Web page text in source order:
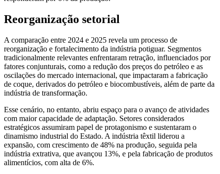
Reorganização setorial
A comparação entre 2024 e 2025 revela um processo de
reorganização e fortalecimento da indústria potiguar. Segmentos
tradicionalmente relevantes enfrentaram retração, influenciados por
fatores conjunturais, como a redução dos preços do petróleo e as
oscilações do mercado internacional, que impactaram a fabricação
de coque, derivados do petróleo e biocombustíveis, além de parte da
indústria de transformação.
Esse cenário, no entanto, abriu espaço para o avanço de atividades
com maior capacidade de adaptação. Setores considerados
estratégicos assumiram papel de protagonismo e sustentaram o
dinamismo industrial do Estado. A indústria têxtil liderou a
expansão, com crescimento de 48% na produção, seguida pela
indústria extrativa, que avançou 13%, e pela fabricação de produtos
alimentícios, com alta de 6%.